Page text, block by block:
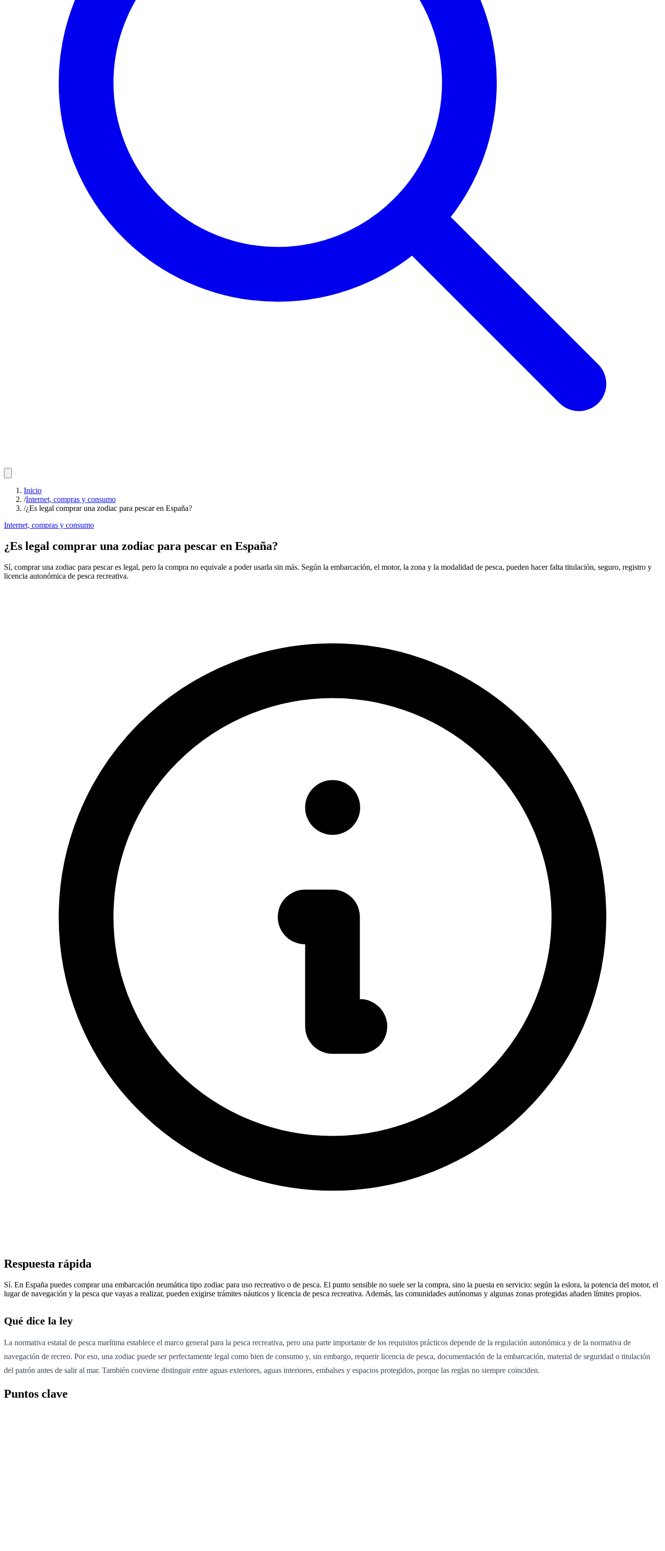
Inicio
/Internet, compras y consumo
/¿Es legal comprar una zodiac para pescar en España?
Internet, compras y consumo
¿Es legal comprar una zodiac para pescar en España?
Sí, comprar una zodiac para pescar es legal, pero la compra no equivale a poder usarla sin más. Según la embarcación, el motor, la zona y la modalidad de pesca, pueden hacer falta titulación, seguro, registro y
licencia autonómica de pesca recreativa.
Respuesta rápida
Sí. En España puedes comprar una embarcación neumática tipo zodiac para uso recreativo o de pesca. El punto sensible no suele ser la compra, sino la puesta en servicio: según la eslora, la potencia del motor, el
lugar de navegación y la pesca que vayas a realizar, pueden exigirse trámites náuticos y licencia de pesca recreativa. Además, las comunidades autónomas y algunas zonas protegidas añaden límites propios.
Qué dice la ley
La normativa estatal de pesca marítima establece el marco general para la pesca recreativa, pero una parte importante de los requisitos prácticos depende de la regulación autonómica y de la normativa de
navegación de recreo. Por eso, una zodiac puede ser perfectamente legal como bien de consumo y, sin embargo, requerir licencia de pesca, documentación de la embarcación, material de seguridad o titulación
del patrón antes de salir al mar. También conviene distinguir entre aguas exteriores, aguas interiores, embalses y espacios protegidos, porque las reglas no siempre coinciden.
Puntos clave